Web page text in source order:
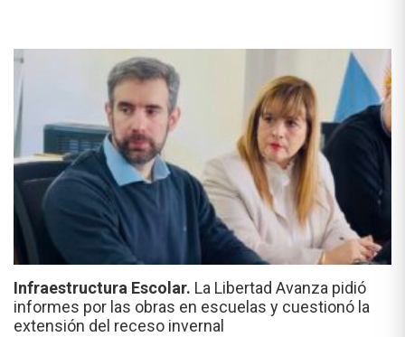
Infraestructura Escolar. La Libertad Avanza pidió
informes por las obras en escuelas y cuestionó la
extensión del receso invernal